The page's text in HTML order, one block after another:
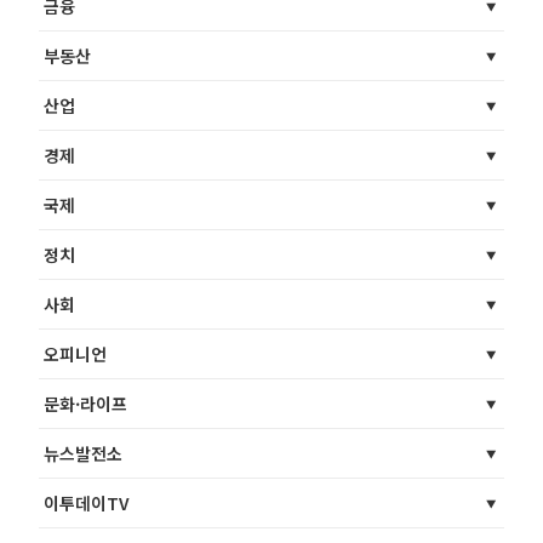
금융
부동산
산업
경제
국제
정치
사회
오피니언
문화·라이프
뉴스발전소
이투데이TV